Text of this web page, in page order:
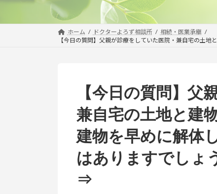
ホーム ドクターよろず相談所
相続・医業承継
【今日の質問】父親が診療をしていた医院・兼自宅の土
【今日の質問】父
兼自宅の土地と建
建物を早めに解体
はありますでしょ
⇒